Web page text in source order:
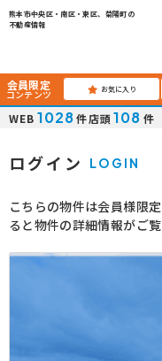
熊本市中央区・南区・東区、菊陽町の
不動産情報
会員限定
コンテンツ お気に入り
WEB 1028 件店頭108 件
ログイン LOGIN
こちらの物件は会員様限
ると物件の詳細情報がご覧